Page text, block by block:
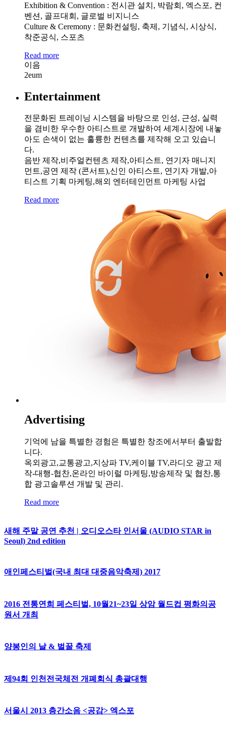
Exhibition & Convention : 전시관 설치, 박람회, 엑스포, 컨
벤션, 골프대회, 글로벌 비지니스
Culture & Ceremony : 문화컨설팅, 축제, 기념식, 시상식,
착준공식, 스포츠
Read more
이음
2eum
Entertainment
전문화된 트레이닝 시스템을 바탕으로 인성, 근성, 실력
을 겸비한 우수한 아티스트로 개발하여 세계시장에 내놓
아도 손색이 없는 훌륭한 컨텐츠를 제작해 오고 있습니
다.
음반 제작,비주얼컨텐츠 제작,아티스트, 연기자 매니지
먼트,공연 제작 (콘서트),신인 아티스트, 연기자 개발,아
티스트 기획 마케팅,해외 엔터테인먼트 마케팅 사업
Read more
Advertising
기억에 남을 특별한 경험은 특별한 창조에서부터 출발합
니다.
옥외광고,교통광고,지상파 TV,케이블 TV,라디오 광고 제
작-대행-협찬,온라인 바이럴 마케팅,방송제작 및 협찬,통
합 광고솔루션 개발 및 관리.
Read more
새해 주말 공연 추천 | 오디오스타 인서울 (AUDIO STAR in
Seoul) 2nd edition
애인페스티벌(국내 최대 대중음악축제) 2017
2016 전통연희 페스티벌, 10월21~23일 상암 월드컵 평화의공
원서 개최
양봉인의 날 & 벌꿀 축제
제94회 인천전국체전 개폐회식 총괄대행
서울시 2013 층간소음 <공감> 엑스포